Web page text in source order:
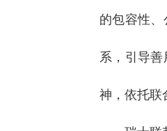
的包容性
系，引导
神，依托联